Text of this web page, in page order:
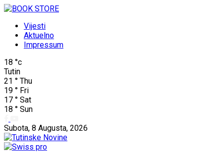
Vijesti
Aktuelno
Impressum
18 °c
Tutin
21 ° Thu
19 ° Fri
17 ° Sat
18 ° Sun
Subota, 8 Augusta, 2026